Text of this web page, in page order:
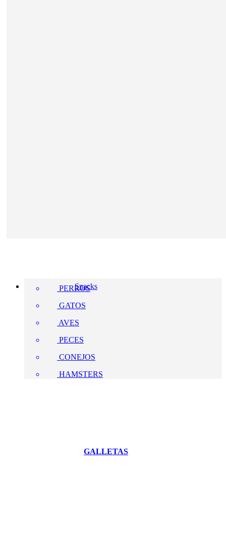
Snacks
PERROS
GATOS
AVES
PECES
CONEJOS
HAMSTERS
GALLETAS